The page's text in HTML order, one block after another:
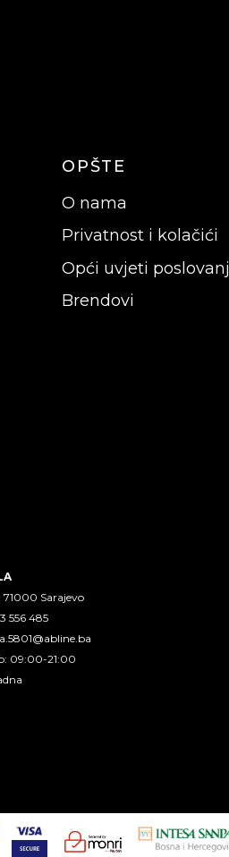
OPŠTE
O nama
Privatnost i kolačići
Opći uvjeti
Brendovi
71000 Sarajevo
556 485
09:00-21:00